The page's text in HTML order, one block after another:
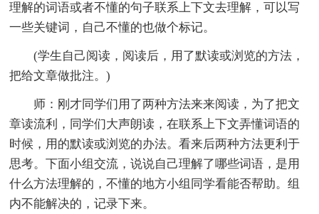
理解的词语或者不懂的句子联系上下文去理解，可以写
一些关键词，自己不懂的也做个标记。
(学生自己阅读，阅读后，用了默读或浏览的方法，
把给文章做批注。)
师：刚才同学们用了两种方法来来阅读，为了把文
章读流利，同学们大声朗读，在联系上下文弄懂词语的
时候，用的默读或浏览的办法。看来后两种方法更利于
思考。下面小组交流，说说自己理解了哪些词语，是用
什么方法理解的，不懂的地方小组同学看能否帮助。组
内不能解决的，记录下来。